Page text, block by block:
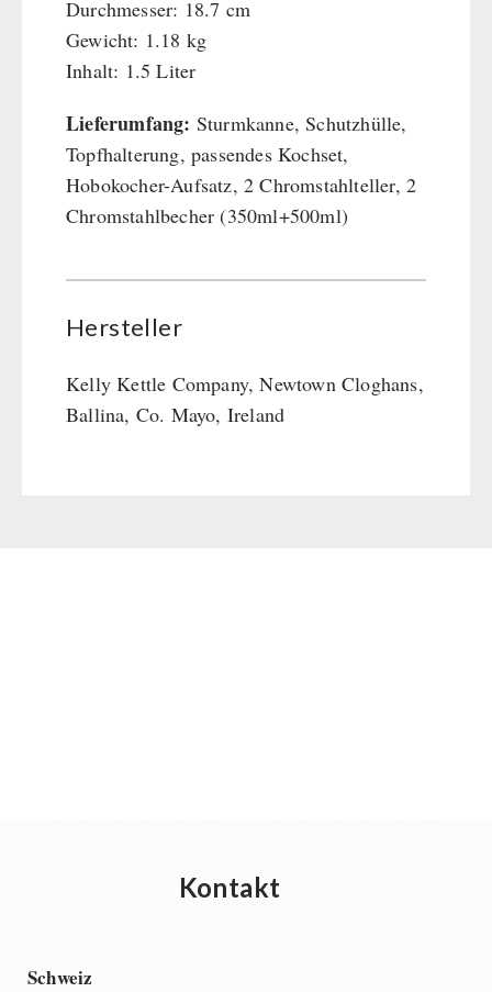
Durchmesser: 18.7 cm
Gewicht: 1.18 kg
Inhalt: 1.5 Liter
Lieferumfang: Sturmkanne, Schutzhülle,
Topfhalterung, passendes Kochset,
Hobokocher-Aufsatz, 2 Chromstahlteller, 2
Chromstahlbecher (350ml+500ml)
Hersteller
Kelly Kettle Company, Newtown Cloghans,
Ballina, Co. Mayo, Ireland
Kontakt
Schweiz